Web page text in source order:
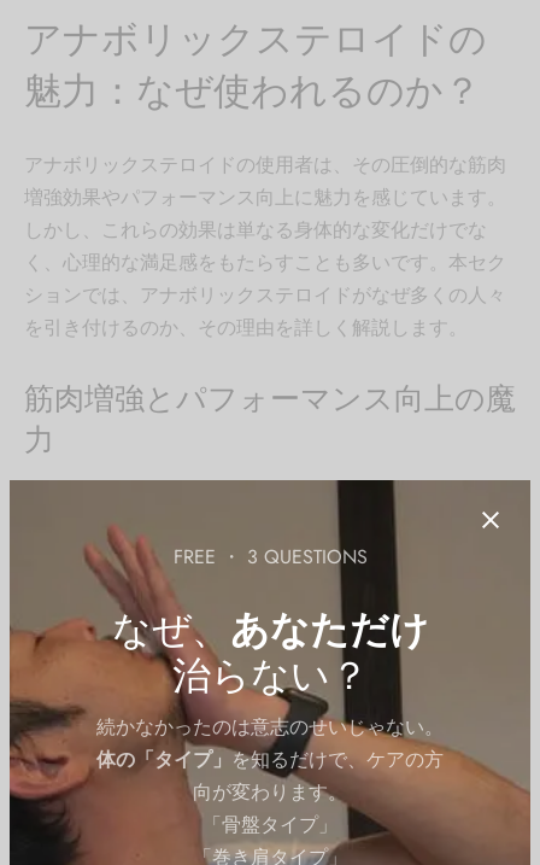
FREE ・ 3 QUESTIONS
なぜ、 あなただけ
治らない？
続かなかったのは意志のせいじゃない。
体の「タイプ」を知るだけで、ケアの方
向が変わります。
「骨盤タイプ」
「巻き肩タイプ」
アナボリックステロイドの
魅力：なぜ使われるのか？
アナボリックステロイドの使用者は、その圧倒的な筋肉
増強効果やパフォーマンス向上に魅力を感じています。
しかし、これらの効果は単なる身体的な変化だけでな
く、心理的な満足感をもたらすことも多いです。本セク
ションでは、アナボリックステロイドがなぜ多くの人々
を引き付けるのか、その理由を詳しく解説します。
筋肉増強とパフォーマンス向上の魔
力
アナボリックステロイドの主な効果として、多くのユー
ザーが挙げるのが筋肉増強とパフォーマンスの向上で
す。トレーニングの効果を短期間で得られることから、
特にボディビルダーやアスリートの間で人気がありま
す。
アナボリックステロイドがもたらす筋肉増強のポイン
ト：
急激な筋肉量の増加
使用後数週間で目に見える変化を実感できることが